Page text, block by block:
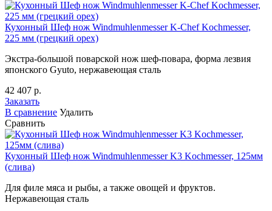
Кухонный Шеф нож Windmuhlenmesser K-Chef Kochmesser,
225 мм (грецкий орех)
Экстра-большой поварской нож шеф-повара, форма лезвия
японского Gyuto, нержавеющая сталь
42 407 р.
Заказать
В сравнение Удалить
Сравнить
Кухонный Шеф нож Windmuhlenmesser K3 Kochmesser, 125мм
(слива)
Для филе мяса и рыбы, а также овощей и фруктов.
Нержавеющая сталь